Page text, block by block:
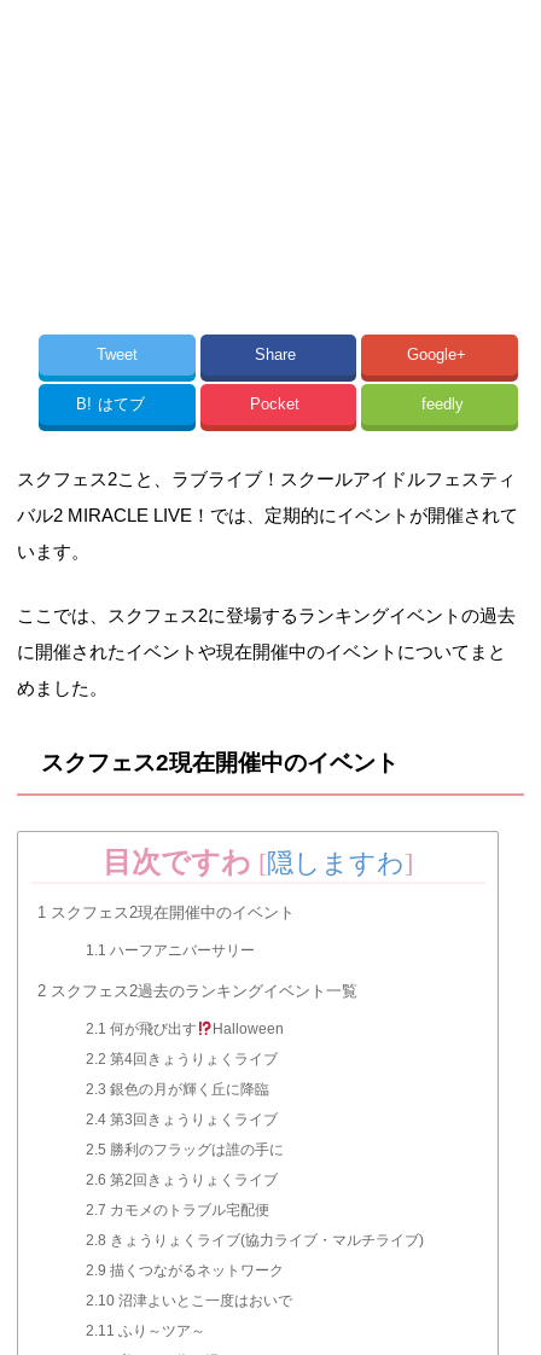
Tweet Share Google+
B! はてブ Pocket feedly
スクフェス2こと、ラブライブ！スクールアイドルフェスティ
バル2 MIRACLE LIVE！では、定期的にイベントが開催されて
います。
ここでは、スクフェス2に登場するランキングイベントの過去
に開催されたイベントや現在開催中のイベントについてまと
めました。
スクフェス2現在開催中のイベント
目次ですわ [隠しますわ]
1 スクフェス2現在開催中のイベント
1.1 ハーフアニバーサリー
2 スクフェス2過去のランキングイベント一覧
2.1 何が飛び出す Halloween
2.2 第4回きょうりょくライブ
2.3 銀色の月が輝く丘に降臨
2.4第3回きょうりょくライブ
2.5 勝利のフラッグは誰の手に
2.6 第2回きょうりょくライブ
2.7 カモメのトラブル宅配便
2.8 きょうりょくライブ(協力ライブ・マルチライブ)
2.9 描くつながるネットワーク
2.10沼津よいとこ一度はおいで
2.11 ふり～ツア～